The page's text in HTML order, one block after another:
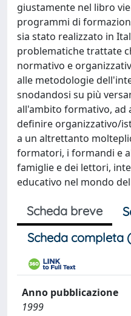
giustamente nel libro
programmi di
sia stato realizzato in
problematiche trattate
normativo e
alle metodologie
snodandosi su più
all'ambito formativo, ad
definire organizzativo/
a un altrettanto
formatori, i formandi e
famiglie e dei lettori,
educativo nel mondo
Scheda breve
Scheda completa
Anno pubblicazione
1999